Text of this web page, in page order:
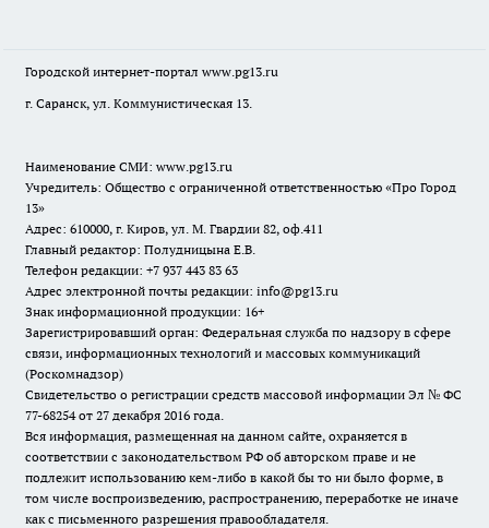
Городской интернет-портал www.pg13.ru
г. Саранск, ул. Коммунистическая 13.
Наименование СМИ: www.pg13.ru
Учредитель: Общество с ограниченной ответственностью «Про Город
13»
Адрес: 610000, г. Киров, ул. М. Гвардии 82, оф.411
Главный редактор: Полудницына Е.В.
Телефон редакции: +7 937 443 83 63
Адрес электронной почты редакции: info@pg13.ru
Знак информационной продукции: 16+
Зарегистрировавший орган: Федеральная служба по надзору в сфере
связи, информационных технологий и массовых коммуникаций
(Роскомнадзор)
Свидетельство о регистрации средств массовой информации Эл № ФС
77-68254 от 27 декабря 2016 года.
Вся информация, размещенная на данном сайте, охраняется в
соответствии с законодательством РФ об авторском праве и не
подлежит использованию кем-либо в какой бы то ни было форме, в
том числе воспроизведению, распространению, переработке не иначе
как с письменного разрешения правообладателя.